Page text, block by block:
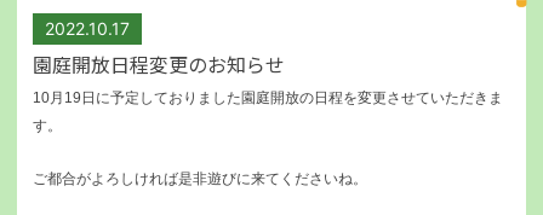
2022.10.17
園庭開放日程変更のお知らせ
10月19日に予定しておりました園庭開放の日程を変更させていただきま
す。
ご都合がよろしければ是非遊びに来てくださいね。